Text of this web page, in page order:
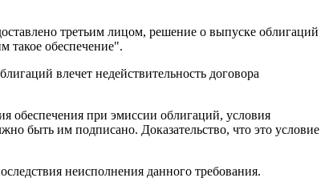
третьим лицом, решение о выпуске облигаций
такое обеспечение".
влечет недействительность договора
обеспечения при эмиссии облигаций, условия
быть им подписано. Доказательство, что это условие
неисполнения данного требования.